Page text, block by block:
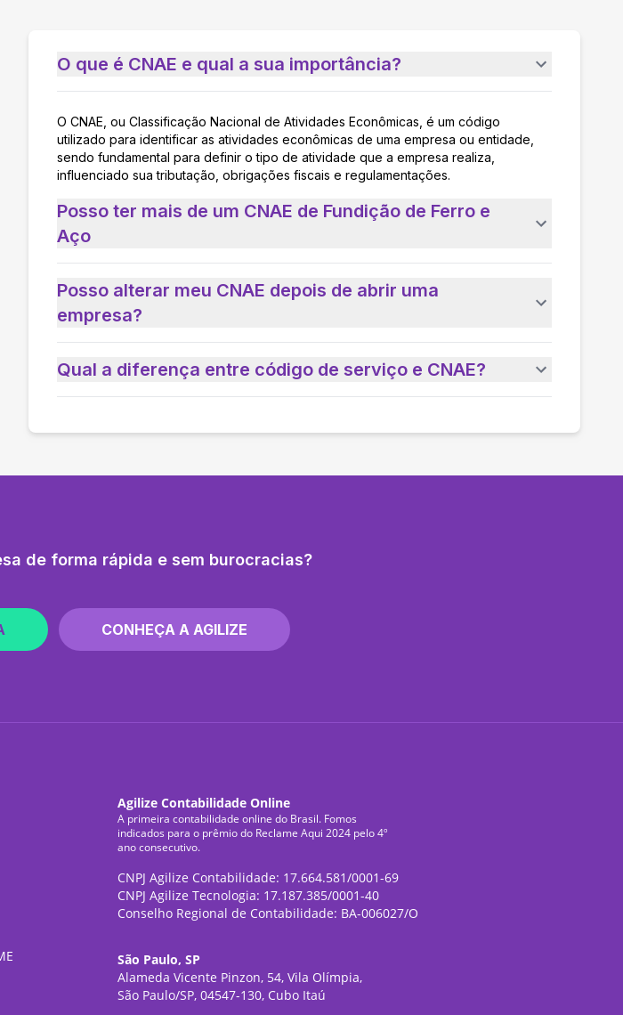
O que é CNAE e qual a sua importância?
O CNAE, ou Classificação Nacional de Atividades Econômicas, é um código
utilizado para identificar as atividades econômicas de uma empresa ou entidade,
sendo fundamental para definir o tipo de atividade que a empresa realiza,
influenciado sua tributação, obrigações fiscais e regulamentações.
Posso ter mais de um CNAE de Fundição de Ferro e
Aço
Posso alterar meu CNAE depois de abrir uma
empresa?
Qual a diferença entre código de serviço e CNAE?
de forma rápida e sem burocracias?
CONHEÇA A AGILIZE
Agilize Contabilidade Online
A primeira contabilidade online do Brasil. Fomos
indicados para o prêmio do Reclame Aqui 2024 pelo 4º
ano consecutivo.
CNPJ Agilize Contabilidade: 17.664.581/0001-69
CNPJ Agilize Tecnologia: 17.187.385/0001-40
Conselho Regional de Contabilidade: BA-006027/O
São Paulo, SP
Alameda Vicente Pinzon, 54, Vila Olímpia,
São Paulo/SP, 04547-130, Cubo Itaú